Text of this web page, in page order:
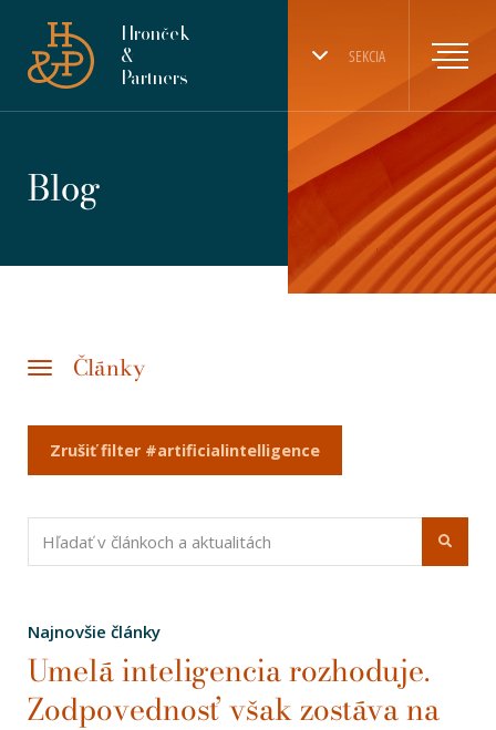
SEKCIA
Hronček
&
Partners
Blog
Články
Zrušiť filter #artificialintelligence
Najnovšie články
Umelá inteligencia rozhoduje.
Zodpovednosť však zostáva na